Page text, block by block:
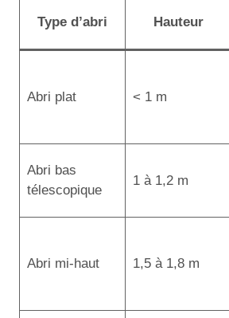
Type d’abri Hauteur
Abri plat < 1 m
Abri bas
télescopique
1 à 1,2 m
Abri mi-haut 1,5 à 1,8 m